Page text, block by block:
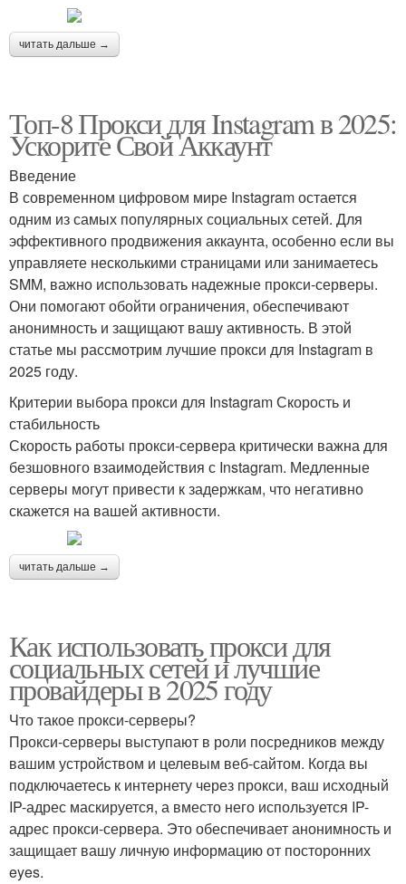
читать дальше →
Топ-8 Прокси для Instagram в 2025:
Ускорите Свой Аккаунт
Введение
В современном цифровом мире Instagram остается
одним из самых популярных социальных сетей. Для
эффективного продвижения аккаунта, особенно если вы
управляете несколькими страницами или занимаетесь
SMM, важно использовать надежные прокси-серверы.
Они помогают обойти ограничения, обеспечивают
анонимность и защищают вашу активность. В этой
статье мы рассмотрим лучшие прокси для Instagram в
2025 году.
Критерии выбора прокси для Instagram Скорость и
стабильность
Скорость работы прокси-сервера критически важна для
безшовного взаимодействия с Instagram. Медленные
серверы могут привести к задержкам, что негативно
скажется на вашей активности.
читать дальше →
Как использовать прокси для
социальных сетей и лучшие
провайдеры в 2025 году
Что такое прокси-серверы?
Прокси-серверы выступают в роли посредников между
вашим устройством и целевым веб-сайтом. Когда вы
подключаетесь к интернету через прокси, ваш исходный
IP-адрес маскируется, а вместо него используется IP-
адрес прокси-сервера. Это обеспечивает анонимность и
защищает вашу личную информацию от посторонних
eyes.